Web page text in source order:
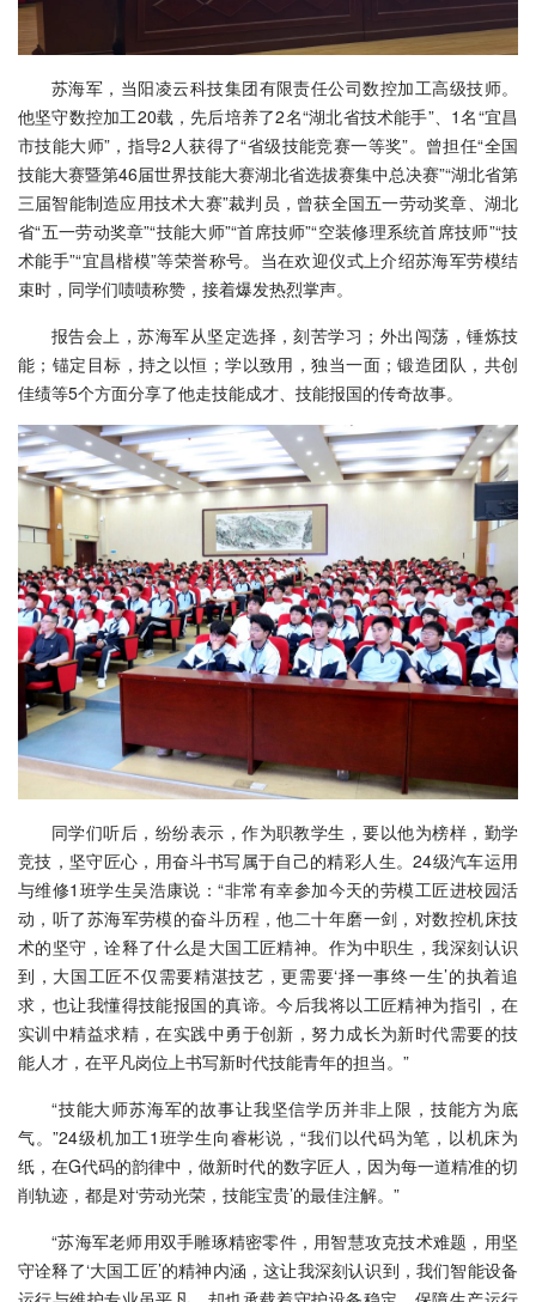
苏海军，当阳凌云科技集团有限责任公司数控加工高级技师。
他坚守数控加工20载，先后培养了2名“湖北省技术能手”、1名“宜昌
市技能大师”，指导2人获得了“省级技能竞赛一等奖”。曾担任“全国
技能大赛暨第46届世界技能大赛湖北省选拔赛集中总决赛”“湖北省第
三届智能制造应用技术大赛”裁判员，曾获全国五一劳动奖章、湖北
省“五一劳动奖章”“技能大师”“首席技师”“空装修理系统首席技师”“技
术能手”“宜昌楷模”等荣誉称号。当在欢迎仪式上介绍苏海军劳模结
束时，同学们啧啧称赞，接着爆发热烈掌声。
报告会上，苏海军从坚定选择，刻苦学习；外出闯荡，锤炼技
能；锚定目标，持之以恒；学以致用，独当一面；锻造团队，共创
佳绩等5个方面分享了他走技能成才、技能报国的传奇故事。
同学们听后，纷纷表示，作为职教学生，要以他为榜样，勤学
竞技，坚守匠心，用奋斗书写属于自己的精彩人生。24级汽车运用
与维修1班学生吴浩康说：“非常有幸参加今天的劳模工匠进校园活
动，听了苏海军劳模的奋斗历程，他二十年磨一剑，对数控机床技
术的坚守，诠释了什么是大国工匠精神。作为中职生，我深刻认识
到，大国工匠不仅需要精湛技艺，更需要‘择一事终一生’的执着追
求，也让我懂得技能报国的真谛。今后我将以工匠精神为指引，在
实训中精益求精，在实践中勇于创新，努力成长为新时代需要的技
能人才，在平凡岗位上书写新时代技能青年的担当。”
“技能大师苏海军的故事让我坚信学历并非上限，技能方为底
气。”24级机加工1班学生向睿彬说，“我们以代码为笔，以机床为
纸，在G代码的韵律中，做新时代的数字匠人，因为每一道精准的切
削轨迹，都是对‘劳动光荣，技能宝贵’的最佳注解。”
“苏海军老师用双手雕琢精密零件，用智慧攻克技术难题，用坚
守诠释了‘大国工匠’的精神内涵，这让我深刻认识到，我们智能设备